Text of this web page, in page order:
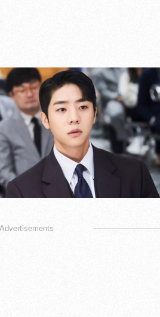
Advertisements